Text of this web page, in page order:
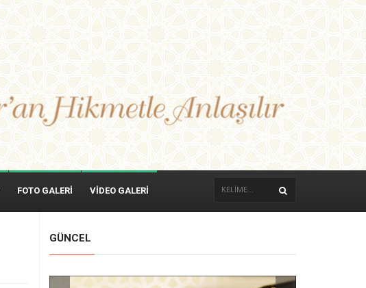
FOTO GALERİ VİDEO GALERİ
GÜNCEL